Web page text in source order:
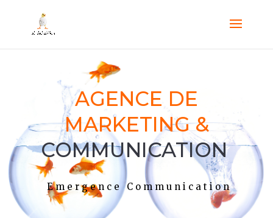
AGENCE DE
MARKETING &
COMMUNICATION
Emergence Communication